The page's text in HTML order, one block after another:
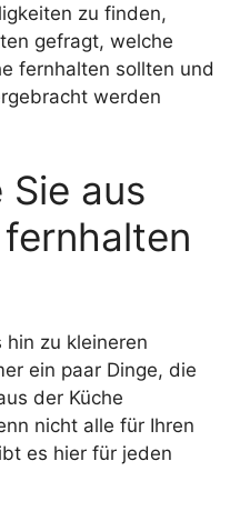
zu finden,
gefragt, welche
fernhalten sollten und
werden
aus
hin zu kleineren
ein paar Dinge, die
der Küche
nicht alle für Ihren
es hier für jeden